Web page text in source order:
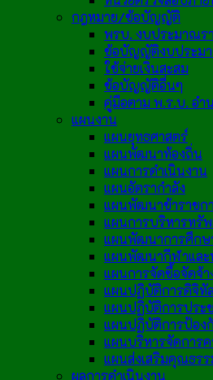
กฎหมาย/ข้อบัญญัติ
พรบ. งบประมาณร
ข้อบัญญัติงบประมา
ใช้จ่ายเงินสะสม
ข้อบัญญัติอื่นๆ
คู่มือตาม พ.ร.บ. อำ
แผนงาน
แผนยุทธศาสตร์
แผนพัฒนาท้องถิ่น
แผนการดำเนินงาน
แผนอัตรากำลัง
แผนพัฒนาข้าราชก
แผนการบริหารทรั
แผนพัฒนาการศึกษ
แผนพัฒนากีฬาและ
แผนการจัดซื้อจัดจ้า
แผนปฏิบัติการดิจิทัล
แผนปฏิบัติการประ
แผนปฏิบัติการป้อง
แผนบริหารจัดการค
แผนส่งเสริมคุณธร
ผลการดำเนินงาน